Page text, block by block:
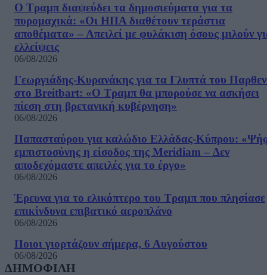
Ο Τραμπ διαψεύδει τα δημοσιεύματα για τα
πυρομαχικά: «Οι ΗΠΑ διαθέτουν τεράστια
αποθέματα» – Απειλεί με φυλάκιση όσους μιλούν
ελλείψεις
06/08/2026
Γεωργιάδης-Κυρανάκης για τα Γλυπτά του
στο Breitbart: «Ο Τραμπ θα μπορούσε να ασκήσει
πίεση στη βρετανική κυβέρνηση»
06/08/2026
Παπασταύρου για καλώδιο Ελλάδας-Κύπρου:
εμπιστοσύνης η είσοδος της Meridiam – Δεν
αποδεχόμαστε απειλές για το έργο»
06/08/2026
Έρευνα για το ελικόπτερο του Τραμπ που πλησίασε
επικίνδυνα επιβατικό αεροπλάνο
06/08/2026
Ποιοι γιορτάζουν σήμερα, 6 Αυγούστου
06/08/2026
ΔΗΜΟΦΙΛΗ